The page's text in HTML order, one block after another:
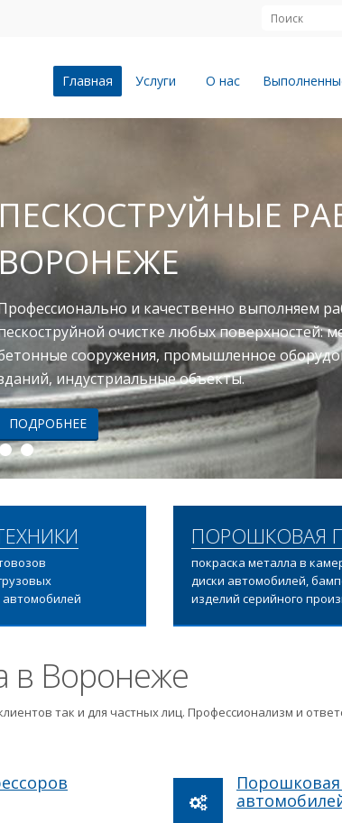
Главная Услуги О нас
ПЕСКОСТРУЙНЫЕ
и качественно выполняем
очистке любых поверхностей:
сооружения, промышленное
индустриальные объекты.
ПОДРОБНЕЕ
ПОРОШКОВАЯ
покраска металла в
диски автомобилей,
изделий серийного
в Воронеже
так и для частных лиц. Профессионализм и
Порошковая